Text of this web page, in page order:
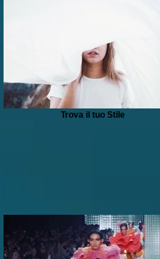
Trova il tuo Stile